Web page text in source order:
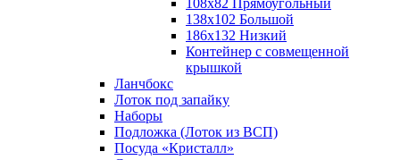
108х82 Прямоугольный
138х102 Большой
186х132 Низкий
Контейнер с совмещенной
крышкой
Ланчбокс
Лоток под запайку
Наборы
Подложка (Лоток из ВСП)
Посуда «Кристалл»